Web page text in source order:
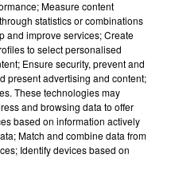
- 24/07/26
Measure content
statistics or combinations
and improve services; Create
to select personalised
Ensure security, prevent and
present advertising and content;
These technologies may
and browsing data to offer
based on information actively
Match and combine data from
Identify devices based on